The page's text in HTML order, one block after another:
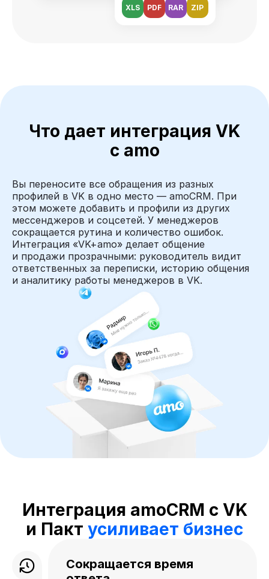
XLS PDF RAR ZIP
Что дает интеграция VK
с amo
Вы переносите все обращения из разных
профилей в VK в одно место — amoCRM. При
этом можете добавить и профили из других
мессенджеров и соцсетей. У менеджеров
сокращается рутина и количество ошибок.
Интеграция «VK+amo» делает общение
и продажи прозрачными: руководитель видит
ответственных за переписки, историю общения
и аналитику работы менеджеров в VK.
Интеграция amoCRM с VK
и Пакт усиливает бизнес
Сокращается время